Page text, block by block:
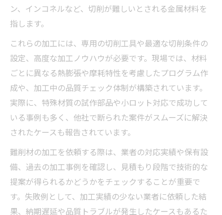
ン、インコネルなど、切削が難しいとされる金属材料を
指します。
これらの加工には、専用の切削工具や最適な切削条件の
設定、高度な加工ノウハウが必要です。現場では、材料
ごとに異なる熱膨張や摩耗特性を考慮したプログラム作
成や、加工中の品質チェック体制が構築されています。
実際に、特殊材質の試作部品や小ロット対応で成功して
いる事例も多く、他社で断られた案件がスムーズに解決
されたケースも報告されています。
難削材の加工を依頼する際は、業者の対応実績や保有設
備、過去の加工事例を確認し、見積もり段階で技術的な
提案が得られるかどうかをチェックすることが重要で
す。失敗例として、加工実績の少ない業者に依頼した結
果、納期遅延や品質トラブルが発生したケースもあるた